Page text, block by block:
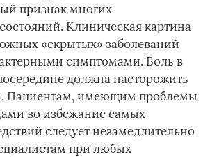
признак многих
Клиническая картина
«скрытых» заболеваний
симптомами. Боль в
должна насторожить
Пациентам, имеющим проблемы
во избежание самых
следует незамедлительно
при любых